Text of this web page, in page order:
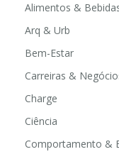
Alimentos &
Arq & Urb
Bem-Estar
Carreiras &
Charge
Ciência
Comportamento &